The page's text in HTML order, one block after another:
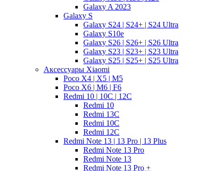
Galaxy A 2023
Galaxy S
Galaxy S24 | S24+ | S24 Ultra
Galaxy S10e
Galaxy S26 | S26+ | S26 Ultra
Galaxy S23 | S23+ | S23 Ultra
Galaxy S25 | S25+ | S25 Ultra
Аксессуары Xiaomi
Poco X4 | X5 | M5
Poco X6 | M6 | F6
Redmi 10 | 10C | 12C
Redmi 10
Redmi 13C
Redmi 10C
Redmi 12C
Redmi Note 13 | 13 Pro | 13 Plus
Redmi Note 13 Pro
Redmi Note 13
Redmi Note 13 Pro +